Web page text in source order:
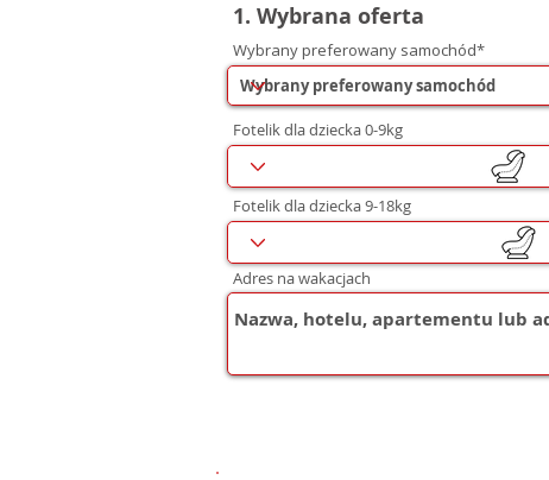
1. Wybrana oferta
Wybrany preferowany samochód*
Fotelik dla dziecka 0-9kg
Fotelik dla dziecka 9-18kg
Adres na wakacjach